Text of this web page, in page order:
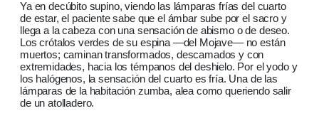
Ya en decúbito supino, viendo las lámparas frías del cuarto
de estar, el paciente sabe que el ámbar sube por el sacro y
llega a la cabeza con una sensación de abismo o de deseo.
Los crótalos verdes de su espina —del Mojave— no están
muertos; caminan transformados, descamados y con
extremidades, hacia los témpanos del deshielo. Por el yodo y
los halógenos, la sensación del cuarto es fría. Una de las
lámparas de la habitación zumba, alea como queriendo salir
de un atolladero.